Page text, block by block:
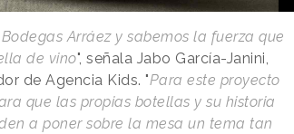
Arráez y sabemos la fuerza que
de vino", señala Jabo García-Janini,
de Agencia Kids. "Para este proyecto
que las propias botellas y su historia
a poner sobre la mesa un tema tan